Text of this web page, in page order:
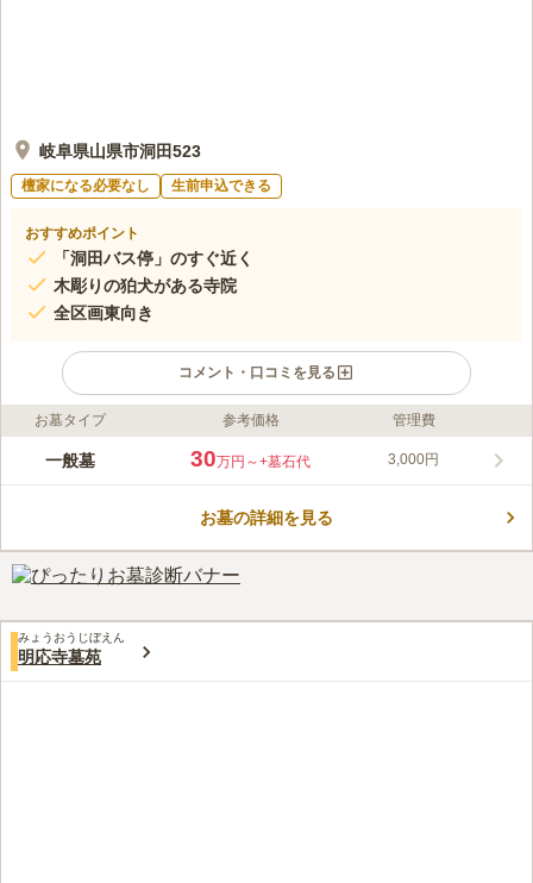
岐阜県山県市洞田523
檀家になる必要なし 生前申込できる
おすすめポイント
「洞田バス停」のすぐ近く
木彫りの狛犬がある寺院
全区画東向き
コメント・口コミを見る
ライフドット編集部のコメント
金證寺は浄土真宗の寺院ですが、在来仏教であれば宗旨宗派を問
周囲を緑の木々に囲まれて、静かで落ち着いた雰囲気です。 車
完備しているのも嬉しいポイントです。
口コミ評価
お墓タイプ 参考価格 管理費
一般墓 30万円～+墓石代 3,000円
お墓の詳細を見る
みょうおうじぼえん
明応寺墓苑